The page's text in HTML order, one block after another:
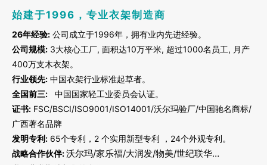
始建于1996，专业衣架制造商
26年经验: 公司成立于1996年，拥有业内先进经验。
公司规模: 3大核心工厂, 面积达10万平米, 超过1000名员工, 月产
400万支木衣架。
行业领先: 中国衣架行业标准起草者。
全国前三: 中国国家轻工业委员会认证。
证书: FSC/BSCI/ISO9001/ISO14001/沃尔玛验厂/中国驰名商标/
广西著名品牌
发明专利: 65个专利，2 个实用新型专利 ，24个外观专利。
战略合作伙伴:沃尔玛/家乐福/大润发/物美/世纪联华…